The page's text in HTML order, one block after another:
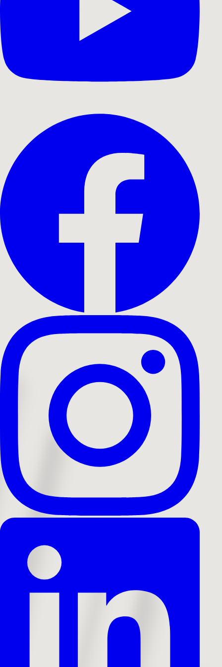
Vola Flash Mob Aarhus Symfoniorkester
Case
Behov
Kampagnevideo produceret af Interfilm
Productions. En professionel produktion fra
Præproduktion: Strategisk konceptudvikling.
Produktion: Professionel filmoptagelse med
cinema-grade udstyr.
Koncept og idé Farvekorrektion
Kontaktperson
Raber Sadiq Ali +45 42 44 26 83 rsa@interfilm.dk
Servicevilkår